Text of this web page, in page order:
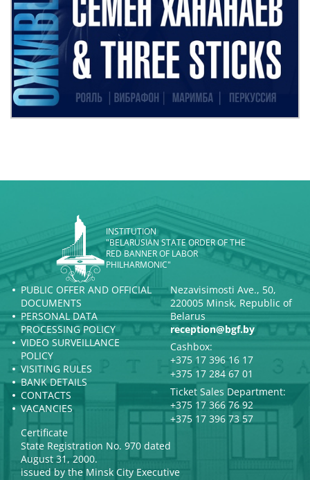
INSTITUTION
"BELARUSIAN STATE ORDER OF THE
RED BANNER OF LABOR
PHILHARMONIC"
PUBLIC OFFER AND OFFICIAL
DOCUMENTS
PERSONAL DATA
PROCESSING POLICY
VIDEO SURVEILLANCE
POLICY
VISITING RULES
BANK DETAILS
CONTACTS
VACANCIES
Nezavisimosti Ave., 50,
220005 Minsk, Republic of
Belarus
reception@bgf.by
Cashbox:
+375 17 396 16 17
+375 17 284 67 01
Ticket Sales Department:
+375 17 366 76 92
+375 17 396 73 57
Certificate
State Registration No. 970 dated
August 31, 2000.
issued by the Minsk City Executive